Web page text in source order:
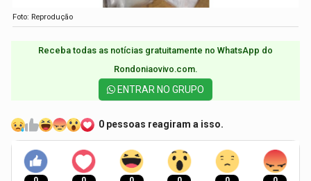
Foto: Reprodução
Receba todas as notícias gratuitamente no WhatsApp do
Rondoniaovivo.com.​
ENTRAR NO GRUPO
0 pessoas reagiram a isso.